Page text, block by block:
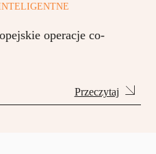
operacje co-
Przeczytaj